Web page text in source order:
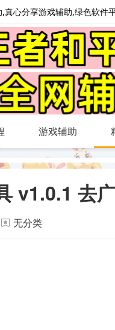
心分享游戏辅助,绿色软件平
游戏辅助
v1.0.1 去
无分类